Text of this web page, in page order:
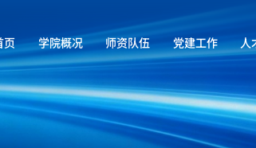
页 学院概况 师资队伍 党建工作 人